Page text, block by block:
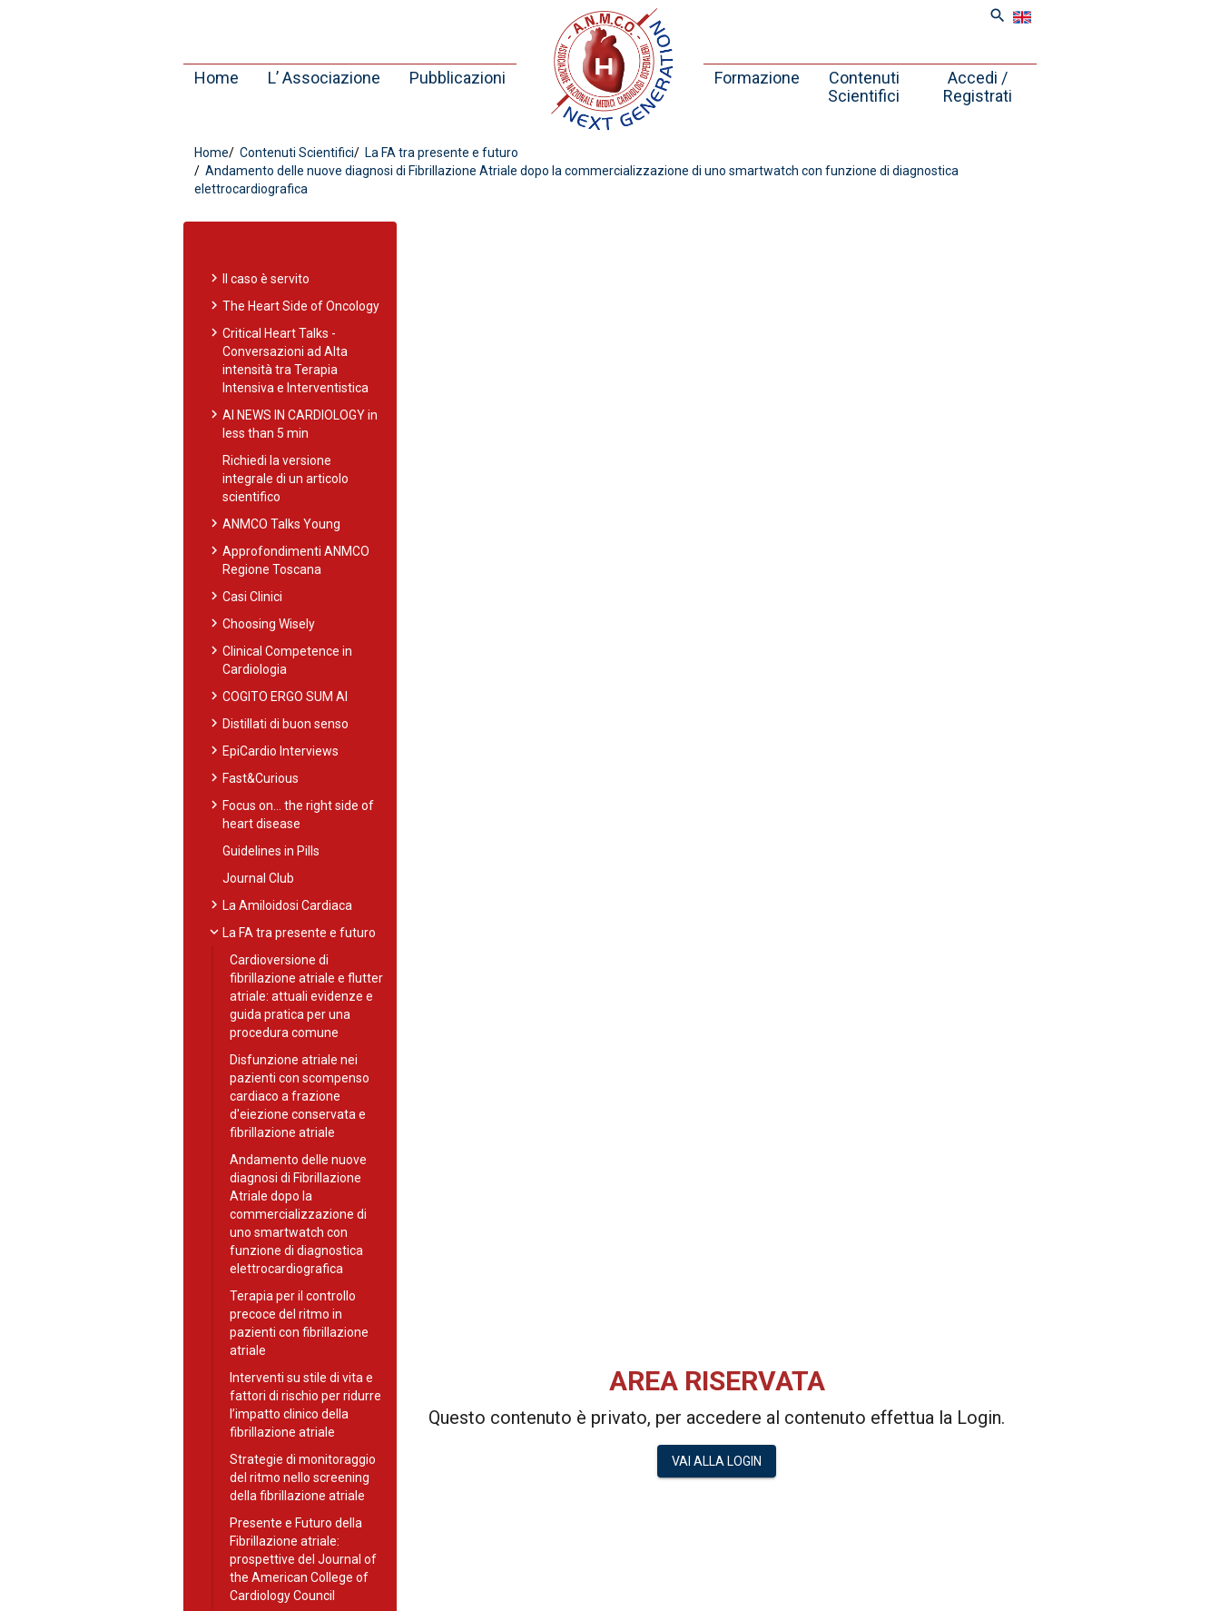
search
Home L’ Associazione Pubblicazioni Formazione
Contenuti
Scientifici
Accedi /
Registrati
Home Contenuti Scientifici
La FA tra presente e futuro
Andamento delle nuove diagnosi di Fibrillazione Atriale dopo la commercializzazione di uno smartwatch con funzione di diagnostica
elettrocardiografica
chevron_right Il caso è servito
chevron_rightThe Heart Side of Oncology
chevron_rightCritical Heart Talks -
Conversazioni ad Alta
intensità tra Terapia
Intensiva e Interventistica
chevron_rightAI NEWS IN CARDIOLOGY in
less than 5 min
Richiedi la versione
integrale di un articolo
scientifico
chevron_rightANMCO Talks Young
chevron_rightApprofondimenti ANMCO
Regione Toscana
chevron_rightCasi Clinici
chevron_rightChoosing Wisely
chevron_rightClinical Competence in
Cardiologia
chevron_rightCOGITO ERGO SUM AI
chevron_rightDistillati di buon senso
chevron_rightEpiCardio Interviews
chevron_rightFast&Curious
chevron_rightFocus on… the right side of
heart disease
Guidelines in Pills
Journal Club
chevron_rightLa Amiloidosi Cardiaca
expand_moreLa FA tra presente e futuro
Cardioversione di
fibrillazione atriale e flutter
atriale: attuali evidenze e
guida pratica per una
procedura comune
Disfunzione atriale nei
pazienti con scompenso
cardiaco a frazione
d'eiezione conservata e
fibrillazione atriale
Andamento delle nuove
diagnosi di Fibrillazione
Atriale dopo la
commercializzazione di
uno smartwatch con
funzione di diagnostica
elettrocardiografica
Terapia per il controllo
precoce del ritmo in
pazienti con fibrillazione
atriale
Interventi su stile di vita e
fattori di rischio per ridurre
l’impatto clinico della
fibrillazione atriale
Strategie di monitoraggio
del ritmo nello screening
della fibrillazione atriale
Presente e Futuro della
Fibrillazione atriale:
prospettive del Journal of
the American College of
Cardiology Council
AREA RISERVATA
Questo contenuto è privato, per accedere al contenuto effettua la Login.
VAI ALLA LOGIN